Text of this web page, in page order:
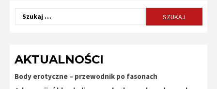
AKTUALNOŚCI
Body erotyczne – przewodnik po fasonach